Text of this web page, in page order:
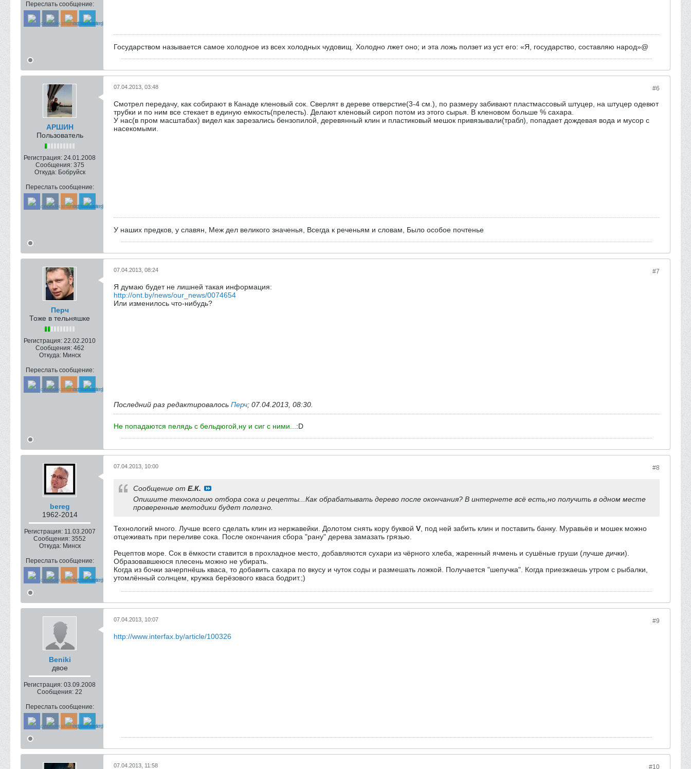
Переслать сообщение:
Государством называется самое холодное из всех холодных чудовищ. Холодно лжет оно; и эта ложь ползет из уст его: «Я, государство, составляю народ»@
АРШИН
Пользователь
Регистрация: 24.01.2008
Сообщения: 375
Откуда: Бобруйск
Переслать сообщение:
#6
07.04.2013, 03:48
Смотрел передачу, как собирают в Канаде кленовый сок. Сверлят в дереве отверстие(3-4 см.), по размеру забивают пластмассовый штуцер, на штуцер одевют
трубки и по ним все стекает в единую емкость(прелесть). Делают кленовый сироп потом из этого сырья. В кленовом больше % сахара.
У нас(в пром масштабах) видел как зарезались бензопилой, деревянный клин и пластиковый мешок привязывали(трабл), попадает дождевая вода и мусор с
насекомыми.
У наших предков, у славян, Меж дел великого значенья, Всегда к реченьям и словам, Было особое почтенье
Перч
Тоже в тельняшке
Регистрация: 22.02.2010
Сообщения: 462
Откуда: Минск
Переслать сообщение:
#7
07.04.2013, 08:24
Я думаю будет не лишней такая информация:
http://ont.by/news/our_news/0074654
Или изменилось что-нибудь?
Последний раз редактировалось Перч; 07.04.2013, 08:30
Не попадаются пелядь с бельдюгой,ну и сиг с ними... :D
bereg
1962-2014
Регистрация: 11.03.2007
Сообщения: 3552
Откуда: Минск
Переслать сообщение:
#8
07.04.2013, 10:00
Сообщение от Е.К.
Опишите технологию отбора сока и рецепты...Как обрабатывать дерево после окончания? В интернете всё есть,но получить в одном месте
проверенные методики будет полезно.
Технологий много. Лучше всего сделать клин из нержавейки. Долотом снять кору буквой V , под ней забить клин и поставить банку. Муравьёв и мошек можно
отцеживать при переливе сока. После окончания сбора "рану" дерева замазать грязью.
Рецептов море. Сок в ёмкости ставится в прохладное место, добавляются сухари из чёрного хлеба, жаренный ячмень и сушёные груши (лучше дички).
Образовавшеюся плесень можно не убирать.
Когда из бочки зачерпнёшь кваса, то добавить сахара по вкусу и чуток соды и размешать ложкой. Получается "шепучка". Когда приезжаешь утром с рыбалки,
утомлённый солнцем, кружка берёзового кваса бодрит.;)
Beniki
двое
Регистрация: 03.09.2008
Сообщения: 22
Переслать сообщение:
#9
07.04.2013, 10:07
http://www.interfax.by/article/100326
#10
07.04.2013, 11:58